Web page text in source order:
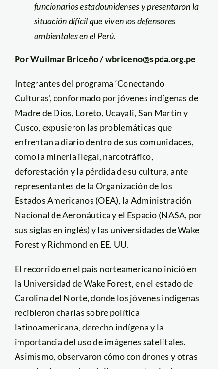
funcionarios estadounidenses y presentaron la
situación difícil que viven los defensores
ambientales en el Perú.
Por Wuilmar Briceño / wbriceno@spda.org.pe
Integrantes del programa ‘Conectando
Culturas’, conformado por jóvenes indígenas de
Madre de Dios, Loreto, Ucayali, San Martín y
Cusco, expusieron las problemáticas que
enfrentan a diario dentro de sus comunidades,
como la minería ilegal, narcotráfico,
deforestación y la pérdida de su cultura, ante
representantes de la Organización de los
Estados Americanos (OEA), la Administración
Nacional de Aeronáutica y el Espacio (NASA, por
sus siglas en inglés) y las universidades de Wake
Forest y Richmond en EE. UU.
El recorrido en el país norteamericano inició en
la Universidad de Wake Forest, en el estado de
Carolina del Norte, donde los jóvenes indígenas
recibieron charlas sobre política
latinoamericana, derecho indígena y la
importancia del uso de imágenes satelitales.
Asimismo, observaron cómo con drones y otras